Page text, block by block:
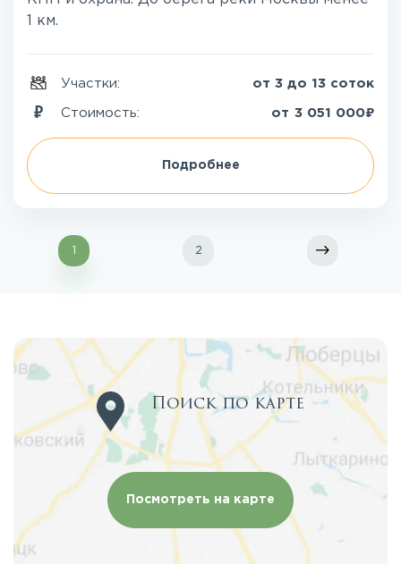
1 км.
Участки: от 3 до 13 соток
Стоимость: от 3 051 000₽
Подробнее
1 2
Поиск по карте
Посмотреть на карте